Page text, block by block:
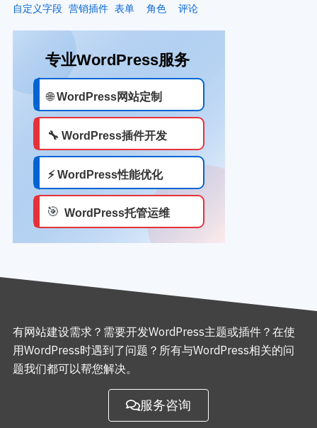
自定义字段 营销插件 表单 角色 评论
有网站建设需求？需要开发WordPress主题或插件？在使
用WordPress时遇到了问题？所有与WordPress相关的问
题我们都可以帮您解决。
服务咨询